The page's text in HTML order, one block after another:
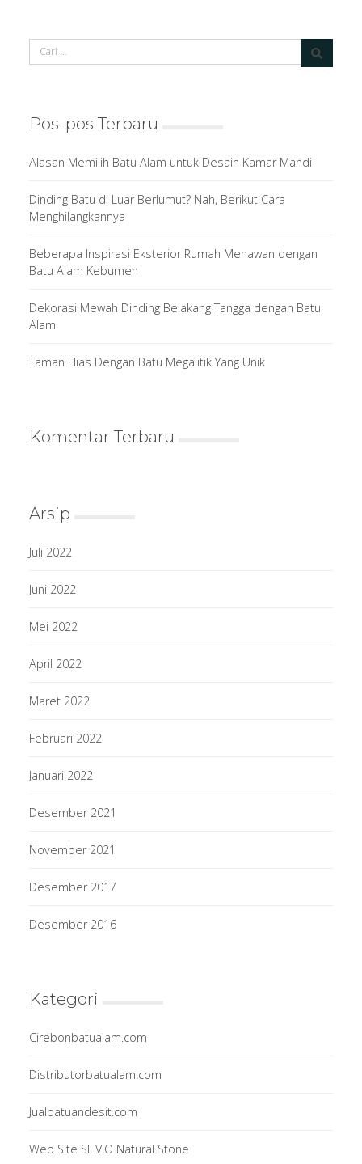
Pos-pos Terbaru
Alasan Memilih Batu Alam untuk Desain Kamar Mandi
Dinding Batu di Luar Berlumut? Nah, Berikut Cara
Menghilangkannya
Beberapa Inspirasi Eksterior Rumah Menawan dengan
Batu Alam Kebumen
Dekorasi Mewah Dinding Belakang Tangga dengan Batu
Alam
Taman Hias Dengan Batu Megalitik Yang Unik
Komentar Terbaru
Arsip
Juli 2022
Juni 2022
Mei 2022
April 2022
Maret 2022
Februari 2022
Januari 2022
Desember 2021
November 2021
Desember 2017
Desember 2016
Kategori
Cirebonbatualam.com
Distributorbatualam.com
Jualbatuandesit.com
Web Site SILVIO Natural Stone